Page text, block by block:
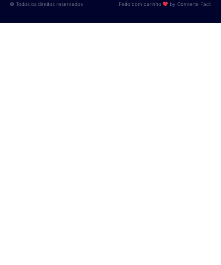
© Todos os direitos reservados Feito com carinho by Converte Fácil